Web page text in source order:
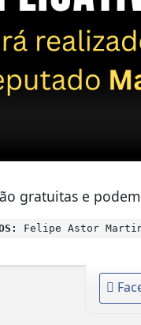
gratuitas e
Felipe Astor